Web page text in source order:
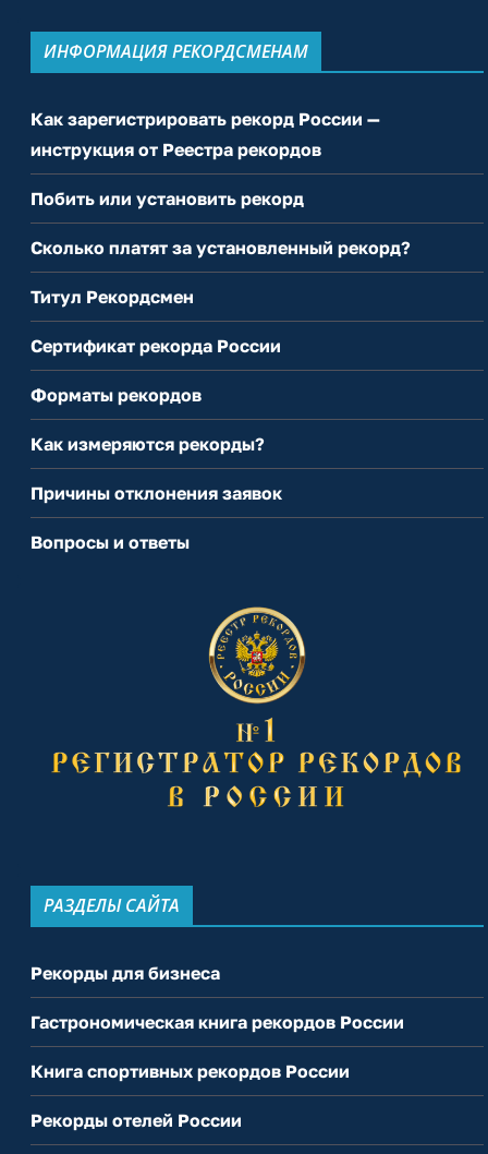
ИНФОРМАЦИЯ РЕКОРДСМЕНАМ
Как зарегистрировать рекорд России —
инструкция от Реестра рекордов
Побить или установить рекорд
Сколько платят за установленный рекорд?
Титул Рекордсмен
Сертификат рекорда России
Форматы рекордов
Как измеряются рекорды?
Причины отклонения заявок
Вопросы и ответы
РАЗДЕЛЫ САЙТА
Рекорды для бизнеса
Гастрономическая книга рекордов России
Книга спортивных рекордов России
Рекорды отелей России